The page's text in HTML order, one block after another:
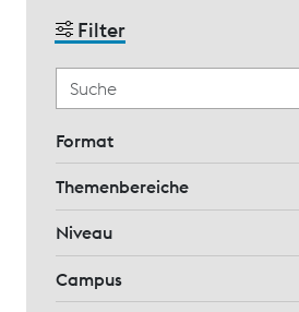
Filter
Format
Themenbereiche
Niveau
Campus